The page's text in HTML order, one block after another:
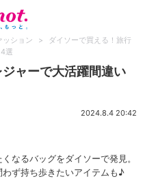
ッション >
ダイソーで買える！旅行
選
ャーで大活躍間違い
2024.8.4 20:42
なるバッグをダイソーで発見。
ず持ち歩きたいアイテムも♪